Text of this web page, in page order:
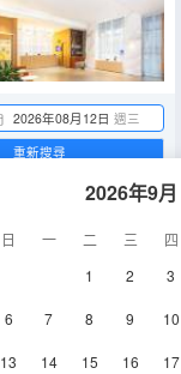
2026年08月12日 週三
2026年9月
日 一 二 三
四
1
2 3
6 7 8 9 10
13 14 15 16 17
重新搜尋
空調